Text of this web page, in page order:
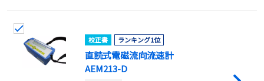
校正書 ランキング1位
直読式電磁流向流速計
AEM213-D